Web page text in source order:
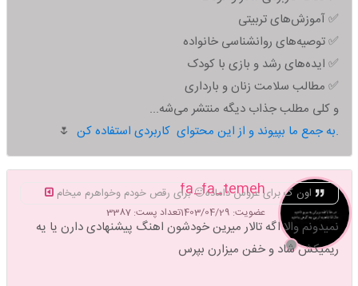
✅ آموزش‌های تربیتی
✅ توصیه‌های روانشناسی خانواده
✅ ایده‌های رشد و بازی با کودک
✅ مطالب سلامت زنان و بارداری
و کلی مطلب جذاب دیگه منتشر می‌شه...
به جمع ما بپیوند و از این محتوای کاربردی استفاده کن.
🌷
fa_fa_temeh
عضویت: 1403/04/29 تعداد پست: 3387
اون ک برای عروس داماده😐 برای رقص خودم وخواهرم میخام
نمیدونم والا اگه تالار میرین خودشون اهنگ پیشنهادی دارن یا یه
ریمیکش شاد و خفن میزارن بپرس